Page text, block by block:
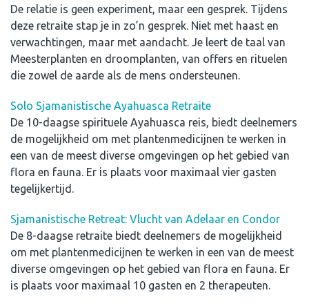
De relatie is geen experiment, maar een gesprek. Tijdens
deze retraite stap je in zo’n gesprek. Niet met haast en
verwachtingen, maar met aandacht. Je leert de taal van
Meesterplanten en droomplanten, van offers en rituelen
die zowel de aarde als de mens ondersteunen.
Solo Sjamanistische Ayahuasca Retraite
De 10-daagse spirituele Ayahuasca reis, biedt deelnemers
de mogelijkheid om met plantenmedicijnen te werken in
een van de meest diverse omgevingen op het gebied van
flora en fauna. Er is plaats voor maximaal vier gasten
tegelijkertijd.
Sjamanistische Retreat: Vlucht van Adelaar en Condor
De 8-daagse retraite biedt deelnemers de mogelijkheid
om met plantenmedicijnen te werken in een van de meest
diverse omgevingen op het gebied van flora en fauna. Er
is plaats voor maximaal 10 gasten en 2 therapeuten.